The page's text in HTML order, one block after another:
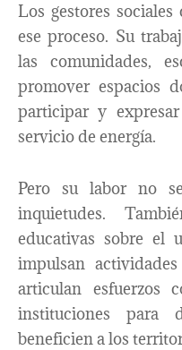
Los gestores
ese proceso. Su
las comunidades,
promover espacios
participar y
servicio de energía.
Pero su labor no
inquietudes.
educativas sobre el
impulsan
articulan esfuerzos
instituciones para
beneficien a los